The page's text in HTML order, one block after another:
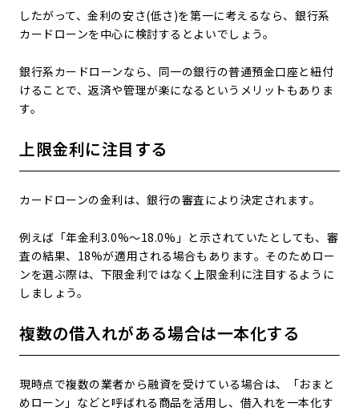
したがって、金利の安さ(低さ)を第一に考えるなら、銀行系
カードローンを中心に検討するとよいでしょう。
銀行系カードローンなら、同一の銀行の普通預金口座と紐付
けることで、返済や管理が楽になるというメリットもありま
す。
上限金利に注目する
カードローンの金利は、銀行の審査により決定されます。
例えば「年金利3.0%～18.0%」と示されていたとしても、審
査の結果、18%が適用される場合もあります。そのためロー
ンを選ぶ際は、下限金利ではなく上限金利に注目するように
しましょう。
複数の借入れがある場合は一本化する
現時点で複数の業者から融資を受けている場合は、「おまと
めローン」などと呼ばれる商品を活用し、借入れを一本化す